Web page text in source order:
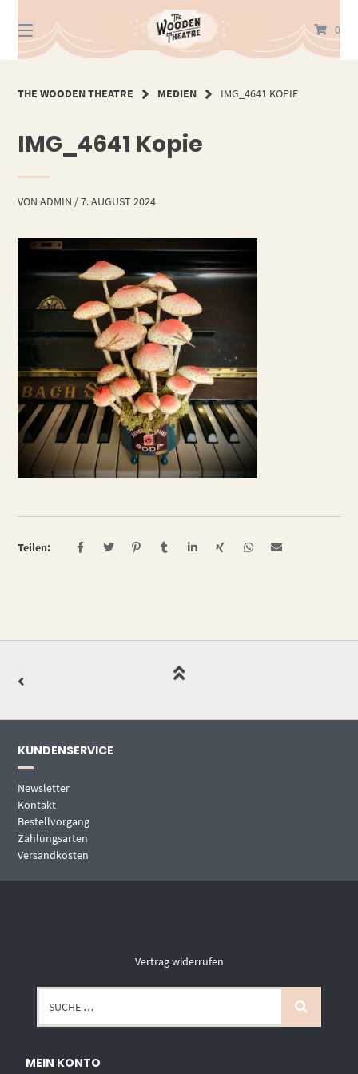
zum
Inhalt
0
THE WOODEN THEATRE MEDIEN IMG_4641 KOPIE
IMG_4641 Kopie
VONADMIN /7. AUGUST 2024
Teilen:
KUNDENSERVICE
Newsletter
Kontakt
Bestellvorgang
Zahlungsarten
Versandkosten
Vertrag widerrufen
MEIN KONTO